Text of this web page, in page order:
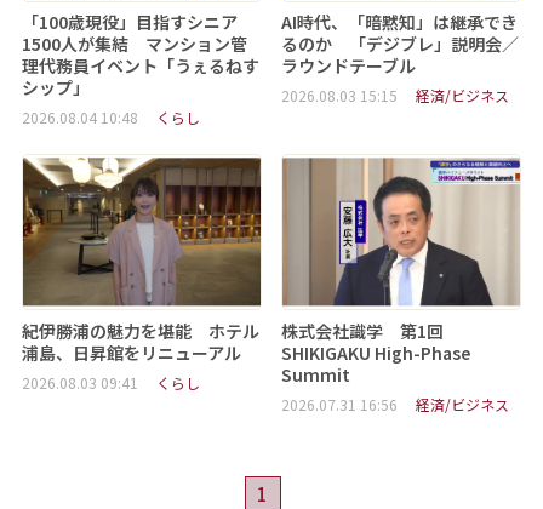
「100歳現役」目指すシニア
1500人が集結 マンション管
理代務員イベント「うぇるねす
シップ」
2026.08.04 10:48 くらし
AI時代、「暗黙知」は継承でき
るのか 「デジブレ」説明会／
ラウンドテーブル
2026.08.03 15:15 経済/ビジネス
紀伊勝浦の魅力を堪能 ホテル
浦島、日昇館をリニューアル
2026.08.03 09:41 くらし
株式会社識学 第1回
SHIKIGAKU High-Phase
Summit
2026.07.31 16:56 経済/ビジネス
1